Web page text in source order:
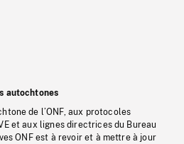
autochtones
de l’ONF, aux protocoles
et aux lignes directrices du Bureau
ONF est à revoir et à mettre à jour